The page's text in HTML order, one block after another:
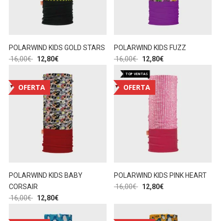
POLARWIND KIDS GOLD STARS
16,00€ 12,80€
POLARWIND KIDS FUZZ
16,00€ 12,80€
OFERTA
POLARWIND KIDS BABY
CORSAIR
16,00€ 12,80€
OFERTA
TOP VENTAS
POLARWIND KIDS PINK HEART
16,00€ 12,80€